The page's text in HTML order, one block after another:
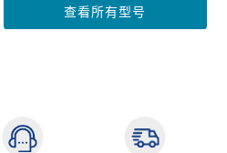
查看所有型号